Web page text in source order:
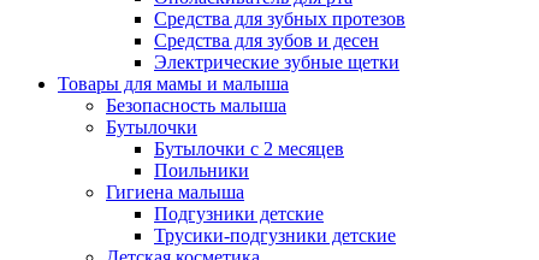
Средства для зубных протезов
Средства для зубов и десен
Электрические зубные щетки
Товары для мамы и малыша
Безопасность малыша
Бутылочки
Бутылочки с 2 месяцев
Поильники
Гигиена малыша
Подгузники детские
Трусики-подгузники детские